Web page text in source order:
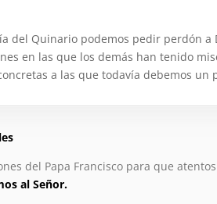
del Quinario podemos pedir perdón a
en las que los demás han tenido
a las que todavía debemos un
del Papa Francisco para que
al Señor.